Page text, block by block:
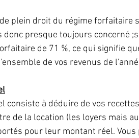
plein droit du régime forfaitaire
donc presque toujours concerné
de 71 %, ce qui signifie
de vos revenus de
consiste à déduire de vos
de la location (les loyers mais
pour leur montant réel. Vous